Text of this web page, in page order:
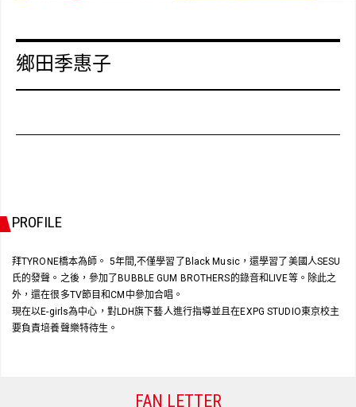
鄉田季惠子
PROFILE
拜TYRONE橋本為師。 5年間,不僅學習了Black Music，還學習了美國人SESU
氏的發聲。之後，參加了BUBBLE GUM BROTHERS的錄音和LIVE等。除此之
外，還在很多TV節目和CM中參加合唱。
現在以E-girls為中心，對​​LDH旗下藝人進行指導並且在EXPG STUDIO東京校主
要負責培養聲樂特待生。
FAN LETTER